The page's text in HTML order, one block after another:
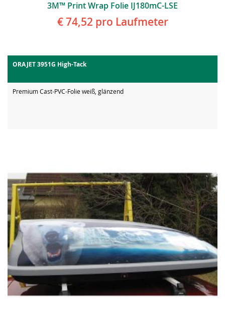
3M™ Print Wrap Folie IJ180mC-LSE
€ 74,52 pro Laufmeter
ORAJET 3951G High-Tack
Premium Cast-PVC-Folie weiß, glänzend